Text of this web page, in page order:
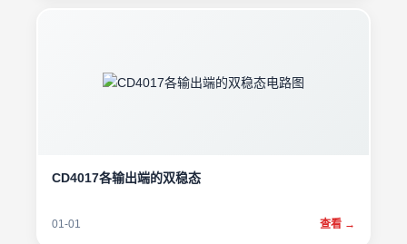
CD4017各输出端的双稳态
01-01 查看 →